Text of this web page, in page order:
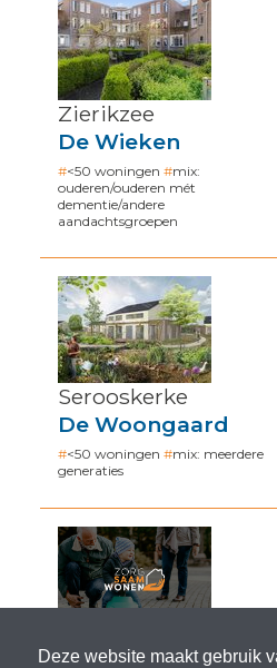
Deze website maakt gebruik